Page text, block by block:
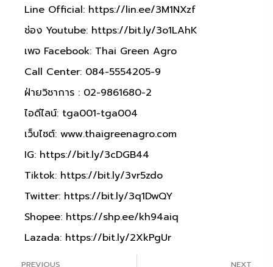
Line Official: https://lin.ee/3M1NXzf
ช่อง Youtube: https://bit.ly/3o1LAhK
เพจ Facebook: Thai Green Agro
Call Center: 084-5554205-9
ฝ่ายวิชาการ : 02-9861680-2
ไอดีไลน์: tga001-tga004
เว็บไซต์: www.thaigreenagro.com
IG: https://bit.ly/3cDGB44
Tiktok: https://bit.ly/3vr5zdo
Twitter: https://bit.ly/3q1DwQY
Shopee: https://shp.ee/kh94aiq
Lazada: https://bit.ly/2XkPgUr
PREVIOUS NEXT